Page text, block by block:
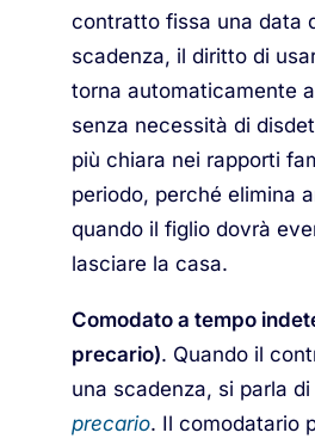
contratto fissa una data
scadenza, il diritto di
torna automaticamente
senza necessità di
più chiara nei rapporti
periodo, perché elimina
quando il figlio dovrà
lasciare la casa.
Comodato a tempo
precario). Quando il
una scadenza, si parla di
precario. Il comodatario